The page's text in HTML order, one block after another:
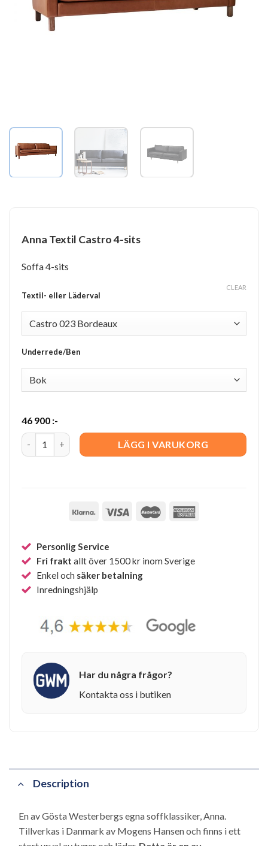
Anna Textil Castro 4-sits
Soffa 4-sits
Textil- eller Läderval
Underrede/Ben
CLEAR
46 900 :-
Anna Textil Castro 4-sits quantityLÄGG I VARUKORG
Personlig Service
Fri frakt allt över 1500 kr inom Sverige
Enkel och säker betalning
Inredningshjälp
Har du några frågor?
Kontakta oss i butiken
Description
En av Gösta Westerbergs egna soffklassiker, Anna.
Tillverkas i Danmark av Mogens Hansen och finns i ett